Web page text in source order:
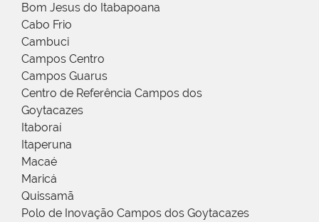
Bom Jesus do Itabapoana
Cabo Frio
Cambuci
Campos Centro
Campos Guarus
Centro de Referência Campos dos
Goytacazes
Itaboraí
Itaperuna
Macaé
Maricá
Quissamã
Polo de Inovação Campos dos Goytacazes